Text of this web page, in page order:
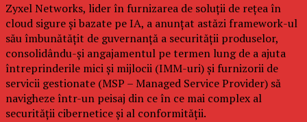
Zyxel Networks, lider în furnizarea de soluții de rețea în
cloud sigure și bazate pe IA, a anunțat astăzi framework-ul
său îmbunătățit de guvernanță a securității produselor,
consolidându-și angajamentul pe termen lung de a ajuta
întreprinderile mici și mijlocii (IMM-uri) și furnizorii de
servicii gestionate (MSP – Managed Service Provider) să
navigheze într-un peisaj din ce în ce mai complex al
securității cibernetice și al conformității.